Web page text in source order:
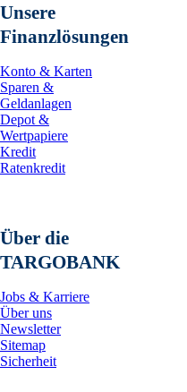
Unsere
Finanzlösungen
Konto & Karten
Sparen &
Geldanlagen
Depot &
Wertpapiere
Kredit
Ratenkredit
Über die
TARGOBANK
Jobs & Karriere
Über uns
Newsletter
Sitemap
Sicherheit